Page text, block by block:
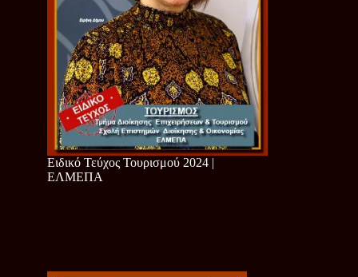
Ειδικό Τεύχος Τουρισμού 2024 |
ΕΛΜΕΠΑ